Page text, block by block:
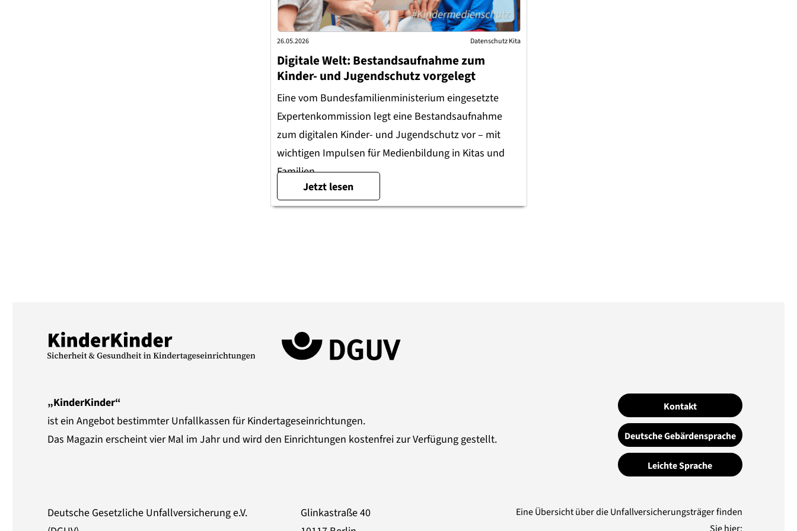
26.05.2026 Datenschutz Kita
Digitale Welt: Bestandsaufnahme zum
Kinder- und Jugendschutz vorgelegt
Eine vom Bundesfamilienministerium eingesetzte
Expertenkommission legt eine Bestandsaufnahme
zum digitalen Kinder- und Jugendschutz vor – mit
wichtigen Impulsen für Medienbildung in Kitas und
Familien.
Jetzt lesen
„KinderKinder“
ist ein Angebot bestimmter Unfallkassen für Kindertageseinrichtungen.
Das Magazin erscheint vier Mal im Jahr und wird den Einrichtungen kostenfrei zur Verfügung gestellt.
Kontakt
Deutsche Gebärdensprache
Leichte Sprache
Deutsche Gesetzliche Unfallversicherung e.V.
Glinkastraße 40
Eine Übersicht über die Unfallversicherungsträger finden
Sie hier: